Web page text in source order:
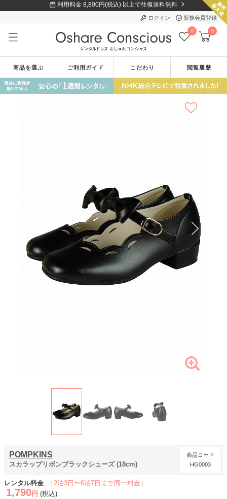
利用料金 8,800円(税込) 以上で往復送料無料
ログイン 新規会員登録
0 0
商品を選ぶ ご利用ガイド こだわり 閲覧履歴
POMPKINS
スカラップリボンブラックシューズ (18cm)
商品コード
HG0003
［2泊3日〜6泊7日まで同一料金］
レンタル料金
1,790 円 (税込)